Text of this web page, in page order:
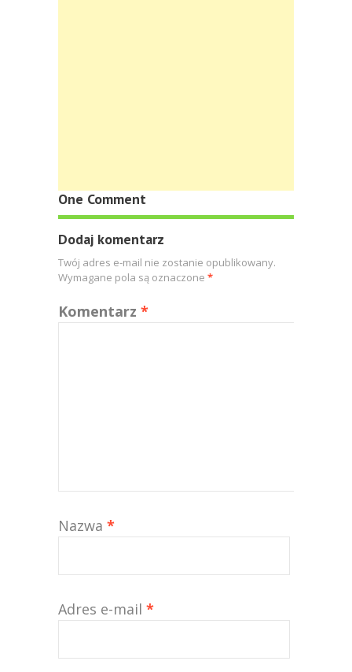
One Comment
Dodaj komentarz
Twój adres e-mail nie zostanie opublikowany.
Wymagane pola są oznaczone *
Komentarz *
Nazwa *
Adres e-mail *